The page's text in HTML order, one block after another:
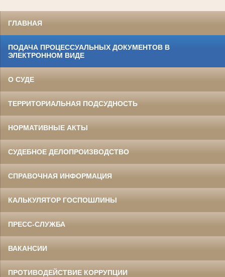
ГЛАВНАЯ
ПОДАЧА ПРОЦЕССУАЛЬНЫХ ДОКУМЕНТОВ В
ЭЛЕКТРОННОМ ВИДЕ
О СУДЕ
ТЕРРИТОРИАЛЬНАЯ ПОДСУДНОСТЬ
НОРМАТИВНЫЕ АКТЫ
СУДЕБНОЕ ДЕЛОПРОИЗВОДСТВО
СПРАВОЧНАЯ ИНФОРМАЦИЯ
КАЛЬКУЛЯТОР ГОСПОШЛИНЫ
ПРЕСС-СЛУЖБА
ВАКАНСИИ
ПРОТИВОДЕЙСТВИЕ КОРРУПЦИИ